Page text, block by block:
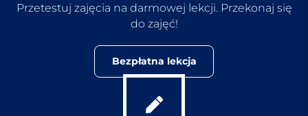
Przetestuj zajęcia na darmowej lekcji. Przekonaj się
do zajęć!
Bezpłatna lekcja